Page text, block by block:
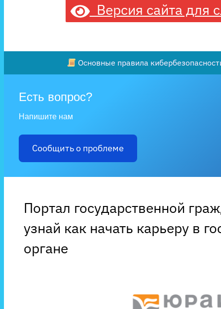
Версия сайта для
Основные правила
Есть вопрос?
Напишите нам
Сообщить о проблеме
Портал государственной
узнай как начать карьеру в
органе